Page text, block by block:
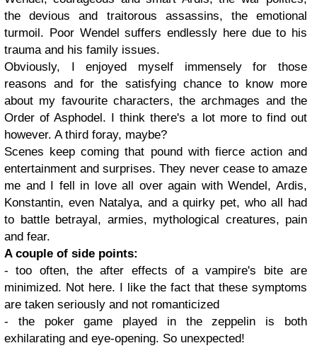
the devious and traitorous assassins, the emotional
turmoil. Poor Wendel suffers endlessly here due to his
trauma and his family issues.
Obviously, I enjoyed myself immensely for those
reasons and for the satisfying chance to know more
about my favourite characters, the archmages and the
Order of Asphodel. I think there's a lot more to find out
however. A third foray, maybe?
Scenes keep coming that pound with fierce action and
entertainment and surprises. They never cease to amaze
me and I fell in love all over again with Wendel, Ardis,
Konstantin, even Natalya, and a quirky pet, who all had
to battle betrayal, armies, mythological creatures, pain
and fear.
A couple of side points:
- too often, the after effects of a vampire's bite are
minimized. Not here. I like the fact that these symptoms
are taken seriously and not romanticized
- the poker game played in the zeppelin is both
exhilarating and eye-opening. So unexpected!